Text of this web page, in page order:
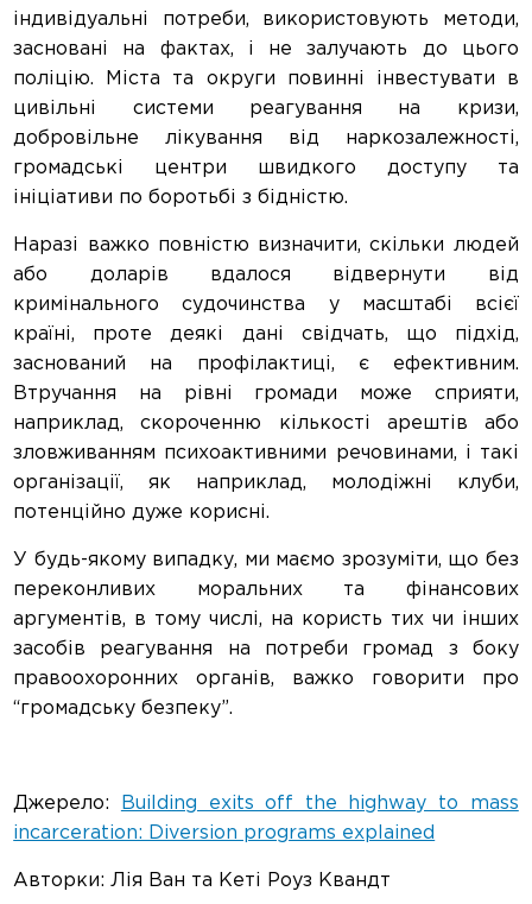
індивідуальні потреби, використовують методи,
засновані на фактах, і не залучають до цього
поліцію. Міста та округи повинні інвестувати в
цивільні системи реагування на кризи,
добровільне лікування від наркозалежності,
громадські центри швидкого доступу та
ініціативи по боротьбі з бідністю.
Наразі важко повністю визначити, скільки людей
або доларів вдалося відвернути від
кримінального судочинства у масштабі всієї
країні, проте деякі дані свідчать, що підхід,
заснований на профілактиці, є ефективним.
Втручання на рівні громади може сприяти,
наприклад, скороченню кількості арештів або
зловживанням психоактивними речовинами, і такі
організації, як наприклад, молодіжні клуби,
потенційно дуже корисні.
У будь-якому випадку, ми маємо зрозуміти, що без
переконливих моральних та фінансових
аргументів, в тому числі, на користь тих чи інших
засобів реагування на потреби громад з боку
правоохоронних органів, важко говорити про
“громадську безпеку”.
Джерело:
Building exits off the highway to mass
incarceration: Diversion programs explained
Авторки:Лія Ван та Кеті Роуз Квандт